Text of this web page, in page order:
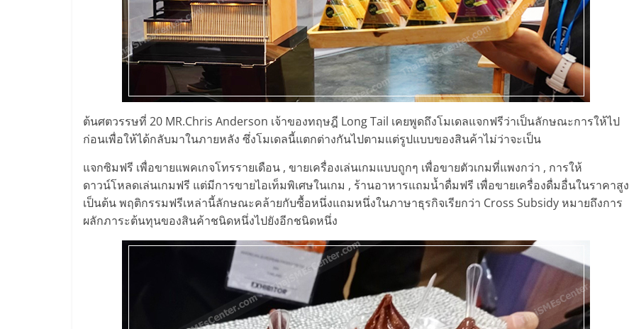
ไชส์,
รวม
แฟ
รน
ไชส์
ขาย
ต้นศตวรรษที่ 20 MR.Chris Anderson เจ้าของทฤษฎี Long Tail เคยพูดถึงโมเดลแจกฟรีว่าเป็นลักษณะการให้ไป
ก่อนเพื่อให้ได้กลับมาในภายหลัง ซึ่งโมเดลนี้แตกต่างกันไปตามแต่รูปแบบของสินค้าไม่ว่าจะเป็น
แจกซิมฟรี เพื่อขายแพคเกจโทรรายเดือน , ขายเครื่องเล่นเกมแบบถูกๆ เพื่อขายตัวเกมที่แพงกว่า , การให้
ดาวน์โหลดเล่นเกมฟรี แต่มีการขายไอเท็มพิเศษในเกม , ร้านอาหารแถมน้ำดื่มฟรี เพื่อขายเครื่องดื่มอื่นในราคาสูง
เป็นต้น พฤติกรรมฟรีเหล่านี้ลักษณะคล้ายกับซื้อหนึ่งแถมหนึ่งในภาษาธุรกิจเรียกว่า Cross Subsidy หมายถึงการ
ผลักภาระต้นทุนของสินค้าชนิดหนึ่งไปยังอีกชนิดหนึ่ง